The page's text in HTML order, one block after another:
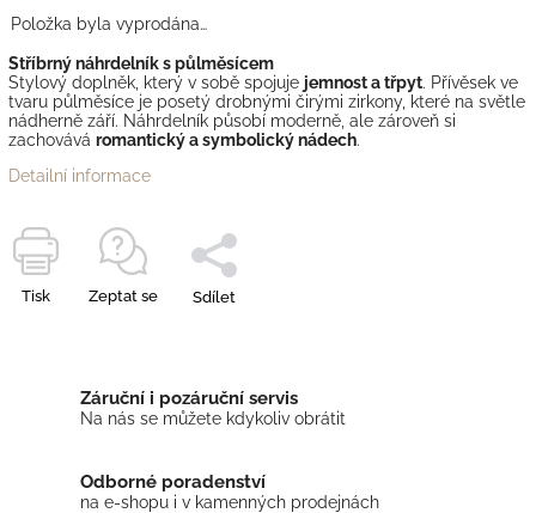
Položka byla vyprodána…
Stříbrný náhrdelník s půlměsícem
Stylový doplněk, který v sobě spojuje jemnost a třpyt. Přívěsek ve
tvaru půlměsíce je posetý drobnými čirými zirkony, které na světle
nádherně září. Náhrdelník působí moderně, ale zároveň si
zachovává romantický a symbolický nádech.
Detailní informace
Tisk Zeptat se Sdílet
Záruční i pozáruční servis
Na nás se můžete kdykoliv obrátit
Odborné poradenství
na e-shopu i v kamenných prodejnách